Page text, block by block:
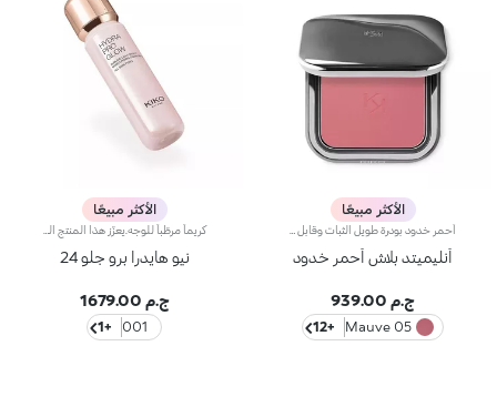
الأكثر مبيعًا
أنليميتد بلاش أحمر خدود
ج.م 939.00
05 Mauve
+12
الأكثر مبيعًا
نيو هايدرا برو جلو 24
ج.م 1679.00
001
+1